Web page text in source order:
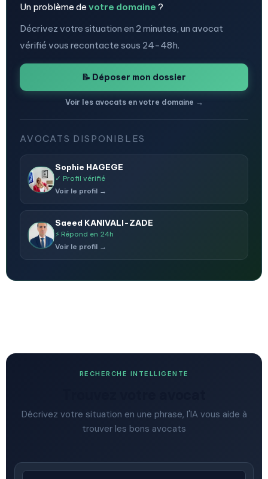
Un problème de votre domaine ?
Décrivez votre situation en 2 minutes, un avocat
vérifié vous recontacte sous 24-48h.
📝 Déposer mon dossier
Voir les avocats en votre domaine →
AVOCATS DISPONIBLES
Sophie HAGEGE
✓ Profil vérifié
Voir le profil →
Saeed KANIVALI-ZADE
⚡ Répond en 24h
Voir le profil →
RECHERCHE INTELLIGENTE
Décrivez votre situation en une phrase, l'IA vous aide à
trouver les bons avocats